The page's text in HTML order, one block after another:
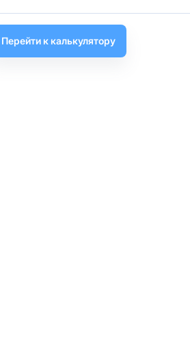
Перейти к калькулятору